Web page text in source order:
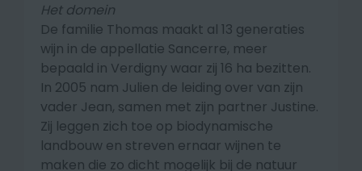
Het domein
De familie Thomas maakt al 13 generaties
wijn in de appellatie Sancerre, meer
bepaald in Verdigny waar zij 16 ha bezitten.
In 2005 nam Julien de leiding over van zijn
vader Jean, samen met zijn partner Justine.
Zij leggen zich toe op biodynamische
landbouw en streven ernaar wijnen te
maken die zo dicht mogelijk bij de natuur